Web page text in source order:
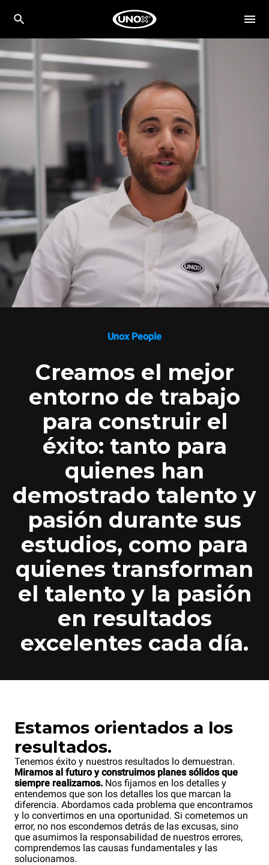
Unox People
Creamos el mejor
entorno de trabajo
para construir el
éxito: tanto para
quienes han
demostrado talento y
pasión durante sus
estudios, como para
quienes transforman
el talento y la pasión
en resultados
excelentes cada día.
Estamos orientados a los
resultados.
Tenemos éxito y nuestros resultados lo demuestran.
Miramos al futuro y construimos planes sólidos que
siempre realizamos. Nos fijamos en los detalles y
entendemos que son los detalles los que marcan la
diferencia. Abordamos cada problema que encontramos
y lo convertimos en una oportunidad. Si cometemos un
error, no nos escondemos detrás de las excusas, sino
que asumimos la responsabilidad de nuestros errores,
comprendemos las causas fundamentales y las
solucionamos.